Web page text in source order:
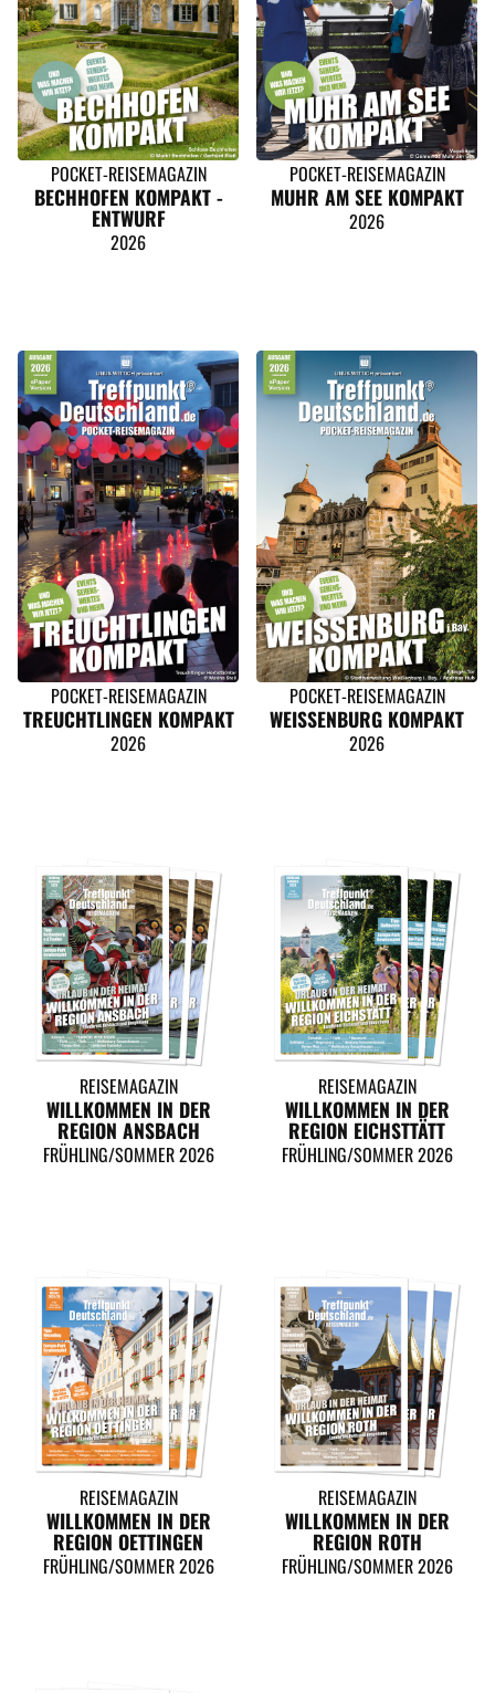
POCKET-REISEMAGAZIN
BECHHOFEN KOMPAKT -
ENTWURF
2026
POCKET-REISEMAGAZIN
MUHR AM SEE KOMPAKT
2026
POCKET-REISEMAGAZIN
TREUCHTLINGEN KOMPAKT
2026
POCKET-REISEMAGAZIN
WEISSENBURG KOMPAKT
2026
REISEMAGAZIN
WILLKOMMEN IN DER
REGION ANSBACH
FRÜHLING/SOMMER 2026
REISEMAGAZIN
WILLKOMMEN IN DER
REGION EICHSTTÄTT
FRÜHLING/SOMMER 2026
REISEMAGAZIN
WILLKOMMEN IN DER
REGION OETTINGEN
FRÜHLING/SOMMER 2026
REISEMAGAZIN
WILLKOMMEN IN DER
REGION ROTH
FRÜHLING/SOMMER 2026